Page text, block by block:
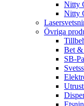
Nitty
Nitty
Övriga
Bet &
SB-